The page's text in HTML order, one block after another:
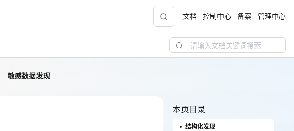
大模型专项
文档 控制中心 备案 管理中心
敏感数据发现
本页目录
结构化发现